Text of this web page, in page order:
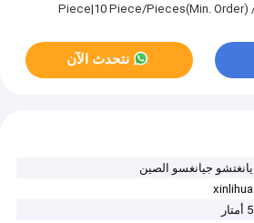
نتحدث الآن
يانغتشو جيانغسو الصين
xinlihua
5 أمتار